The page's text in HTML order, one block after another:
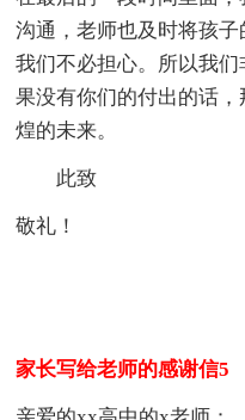
沟通，老师也及时将孩
我们不必担心。所以我
果没有你们的付出的话
煌的未来。
此致
敬礼！
家长写给老师的感谢信5